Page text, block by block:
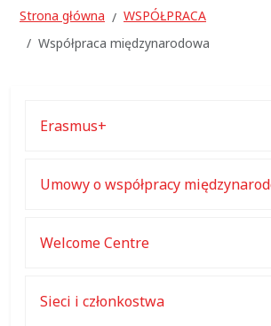
Strona główna
WSPÓŁPRACA
Współpraca międzynarodowa
Erasmus+
Umowy o współpracy
Welcome Centre
Sieci i członkostwa